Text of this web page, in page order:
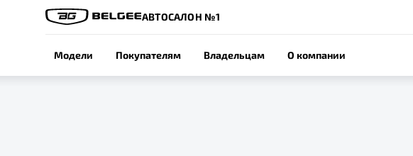
АВТОСАЛОН №1
Модели Покупателям Владельцам О компании